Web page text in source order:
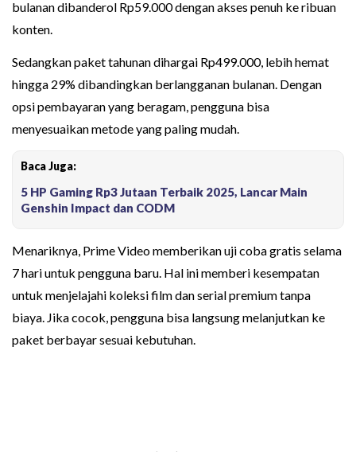
bulanan dibanderol Rp59.000 dengan akses penuh ke ribuan
konten.
Sedangkan paket tahunan dihargai Rp499.000, lebih hemat
hingga 29% dibandingkan berlangganan bulanan. Dengan
opsi pembayaran yang beragam, pengguna bisa
menyesuaikan metode yang paling mudah.
Baca Juga:
5 HP Gaming Rp3 Jutaan Terbaik 2025, Lancar Main
Genshin Impact dan CODM
Menariknya, Prime Video memberikan uji coba gratis selama
7 hari untuk pengguna baru. Hal ini memberi kesempatan
untuk menjelajahi koleksi film dan serial premium tanpa
biaya. Jika cocok, pengguna bisa langsung melanjutkan ke
paket berbayar sesuai kebutuhan.